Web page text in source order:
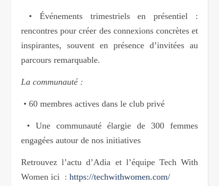
• Événements trimestriels en présentiel :
rencontres pour créer des connexions concrètes et
inspirantes, souvent en présence d’invitées au
parcours remarquable.
La communauté :
• 60 membres actives dans le club privé
• Une communauté élargie de 300 femmes
engagées autour de nos initiatives
Retrouvez l’actu d’Adia et l’équipe Tech With
Women ici : https://techwithwomen.com/